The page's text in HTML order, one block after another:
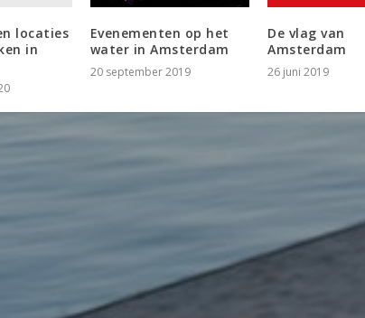
locaties
in
Evenementen op het
water in Amsterdam
20 september 2019
De vlag van
Amsterdam
26 juni 2019